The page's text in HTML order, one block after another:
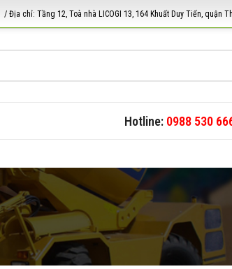
/ Địa chỉ: Tầng 12, Toà nhà LICOGI 13, 164 Khuất Duy Tiến, quận
Hotline: 0988 530